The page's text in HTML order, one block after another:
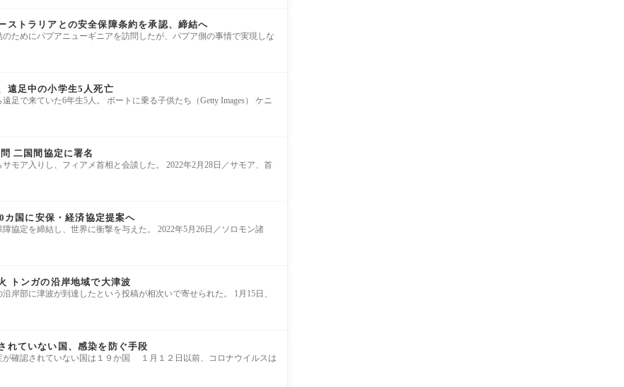
ストラリアとの安全保障条約を承認、締結へ
ためにパプアニューギニアを訪問したが、パプア側の事情で実現しな
遠足中の小学生5人死亡
足で来ていた6年生5人。 ボートに乗る子供たち（Getty Images） ケニ
二国間協定に署名
モア入りし、フィアメ首相と会談した。 2022年2月28日／サモア、首
国に安保・経済協定提案へ
協定を締結し、世界に衝撃を与えた。 2022年5月26日／ソロモン諸
トンガの沿岸地域で大津波
岸部に津波が到達したという投稿が相次いで寄せられた。 1月15日、
れていない国、感染を防ぐ手段
が確認されていない国は１９か国 １月１２日以前、コロナウイルスは